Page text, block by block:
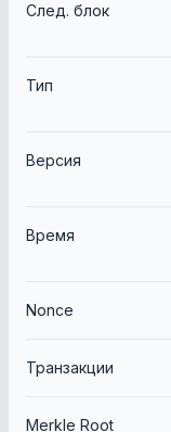
След. блок
Тип
Версия
Время
Nonce
Транзакции
Merkle Root